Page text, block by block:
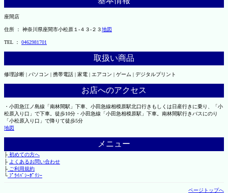
座間店
住所 ： 神奈川県座間市小松原１-４３-２３地図
TEL ： 0462981701
取扱い商品
修理診断 | パソコン | 携帯電話 | 家電 | エアコン | ゲーム | デジタルプリント
お店へのアクセス
・小田急江ノ島線「南林間駅」下車、小田急線相模原駅北口行きもしくは日産行きに乗り、「小
松原入り口」で下車。徒歩10分・小田急線「小田急相模原駅」下車。南林間駅行きバスにのり
「小松原入り口」で降りて徒歩5分
地図
メニュー
├初めての方へ
├ よくあるお問い合わせ
├ご利用規約
└ﾌﾟﾗｲﾊﾞｼｰﾎﾟﾘｼｰ
ページトップへ